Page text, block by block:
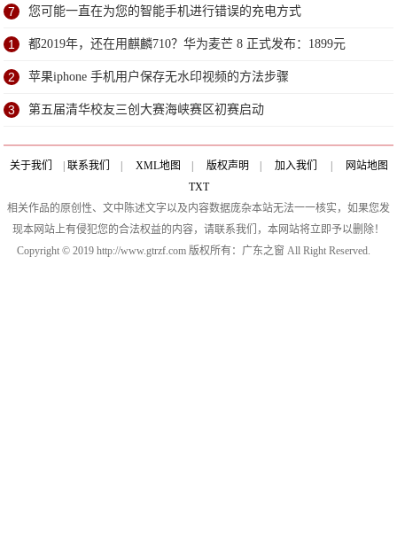
7 您可能一直在为您的智能手机进行错误的充电方式
1 都2019年，还在用麒麟710？华为麦芒 8 正式发布：1899元
2 苹果iphone 手机用户保存无水印视频的方法步骤
3 第五届清华校友三创大赛海峡赛区初赛启动
关于我们 联系我们 XML地图 版权声明 加入我们
网站地图
TXT
相关作品的原创性、文中陈述文字以及内容数据庞杂本站无法一一核实，如果您发
现本网站上有侵犯您的合法权益的内容，请联系我们，本网站将立即予以删除！
Copyright © 2019 http://www.gtrzf.com 版权所有：广东之窗 All Right Reserved.